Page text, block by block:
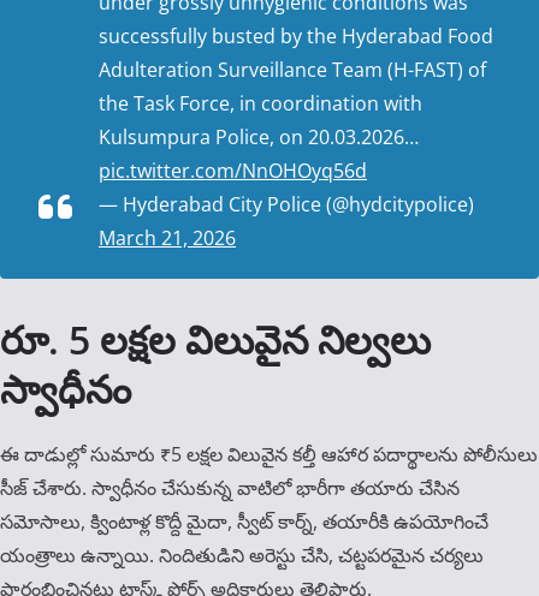
successfully busted by the Hyderabad Food
Adulteration Surveillance Team (H-FAST) of
the Task Force, in coordination with
Kulsumpura Police, on 20.03.2026…
pic.twitter.com/NnOHOyq56d
— Hyderabad City Police (@hydcitypolice)
March 21, 2026
రూ. 5 లక్షల విలువైన నిల్వలు
స్వాధీనం
ఈ దాడుల్లో సుమారు ₹5 లక్షల విలువైన కల్తీ ఆహార పదార్థాలను పోలీసులు
సీజ్ చేశారు. స్వాధీనం చేసుకున్న వాటిలో భారీగా తయారు చేసిన
సమోసాలు, క్వింటాళ్ల కొద్దీ మైదా, స్వీట్ కార్న్, తయారీకి ఉపయోగించే
యంత్రాలు ఉన్నాయి. నిందితుడిని అరెస్టు చేసి, చట్టపరమైన చర్యలు
ప్రారంభించినట్లు టాస్క్ ఫోర్స్ అధికారులు తెలిపారు.